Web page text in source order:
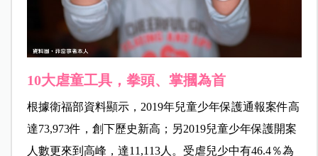
10大虐童工具，拳頭、掌摑為首
根據衛福部資料顯示，2019年兒童少年保護通報案件高
達73,973件，創下歷史新高；另2019兒童少年保護開案
人數更來到高峰，達11,113人。受虐兒少中有46.4％為